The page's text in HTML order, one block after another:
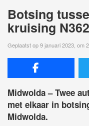
Botsing
kruising
Geplaatst op 9 januari 2023, om
Midwolda – Twee
met elkaar in
Midwolda.